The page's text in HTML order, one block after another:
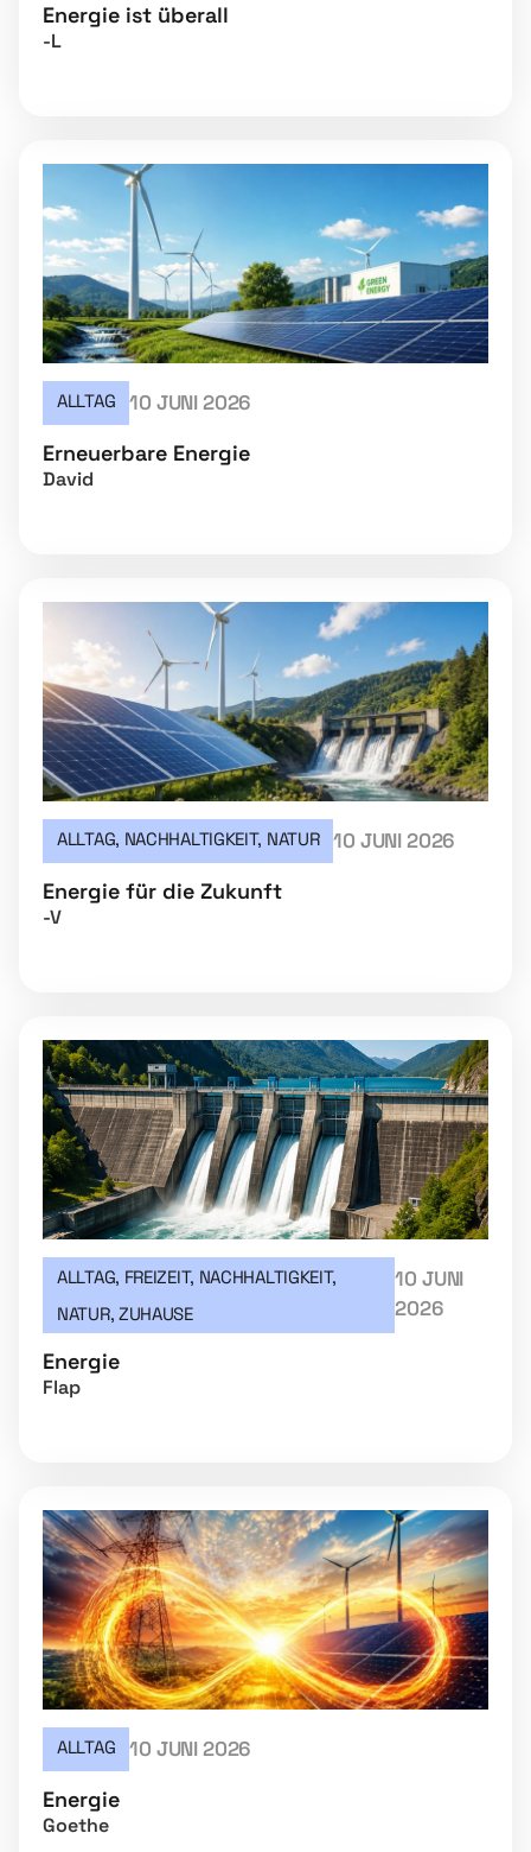
Energie ist überall
-L
ALLTAG 10 JUNI 2026
Erneuerbare Energie
David
ALLTAG, NACHHALTIGKEIT, NATUR 10 JUNI 2026
Energie für die Zukunft
-V
ALLTAG, FREIZEIT, NACHHALTIGKEIT,
NATUR, ZUHAUSE
10 JUNI
2026
Energie
Flap
ALLTAG 10 JUNI 2026
Energie
Goethe